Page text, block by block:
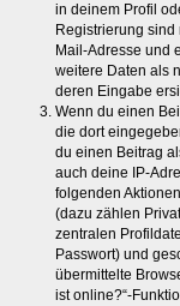
in deinem Profil
Registrierung
Mail-Adresse und
weitere Daten als
deren Eingabe
Wenn du einen
die dort
du einen Beitrag
auch deine IP-
folgenden
(dazu zählen
zentralen
Passwort) und
übermittelte
ist online?“-